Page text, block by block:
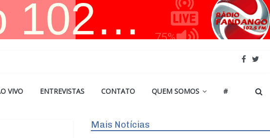
VIVO ENTREVISTAS CONTATO QUEM SOMOS #
Mais Notícias